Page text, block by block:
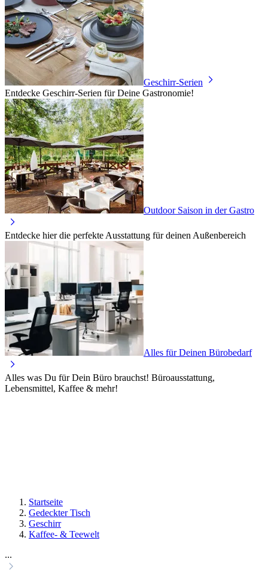
Geschirr-Serien
Entdecke Geschirr-Serien für Deine Gastronomie!
Outdoor Saison in der Gastro
Entdecke hier die perfekte Ausstattung für deinen Außenbereich
Alles für Deinen Bürobedarf
Alles was Du für Dein Büro brauchst! Büroausstattung,
Lebensmittel, Kaffee & mehr!
Startseite
Gedeckter Tisch
Geschirr
Kaffee- & Teewelt
...